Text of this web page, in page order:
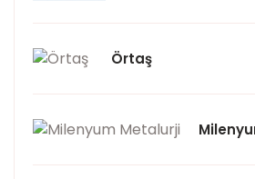
Örtaş